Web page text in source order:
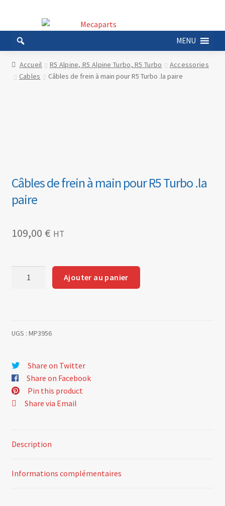
la
navigation
au
contenu
MENU
Accueil R5 Alpine, R5 Alpine Turbo, R5 Turbo
Accessories
Cables
Câbles de frein à main pour R5 Turbo .la paire
Câbles de frein à main pour R5 Turbo .la
paire
109,00 € HT
à
pour
R5
Turbo
.la
Ajouter au panier
UGS : MP3956
Share on Twitter
Share on Facebook
Pin this product
Share via Email
Description
Informations complémentaires